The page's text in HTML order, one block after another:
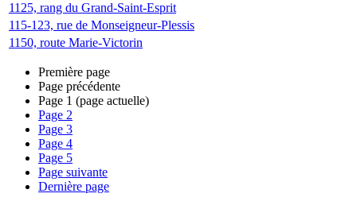
1125, rang du Grand-Saint-Esprit
115-123, rue de Monseigneur-Plessis
1150, route Marie-Victorin
Première page
Page précédente
Page 1 (page actuelle)
Page 2
Page 3
Page 4
Page 5
Page suivante
Dernière page